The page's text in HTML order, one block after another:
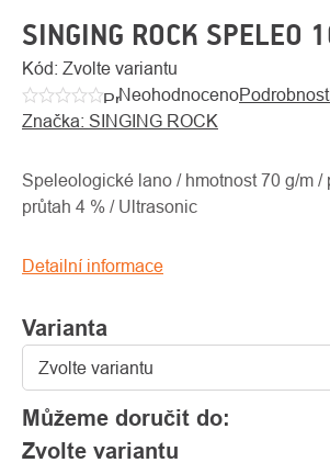
SINGING ROCK SPELEO
Kód: Zvolte variantu
Průměrné
hodnocení
je
0,0
5
Neohodnoceno
Značka: SINGING ROCK
Varianta
Můžeme doručit do:
Zvolte variantu
Speleologické lano / hmotnost 70 g/m /
průtah 4 % / Ultrasonic
Detailní informace